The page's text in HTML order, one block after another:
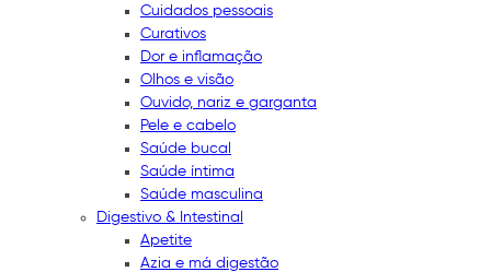
Cuidados pessoais
Curativos
Dor e inflamação
Olhos e visão
Ouvido, nariz e garganta
Pele e cabelo
Saúde bucal
Saúde íntima
Saúde masculina
Digestivo & Intestinal
Apetite
Azia e má digestão